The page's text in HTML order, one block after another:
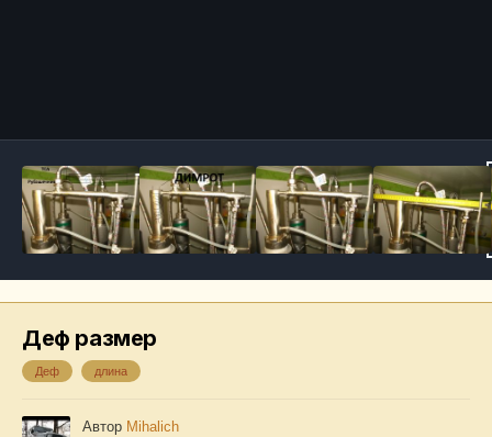
Деф размер
Деф длина
Автор Mihalich